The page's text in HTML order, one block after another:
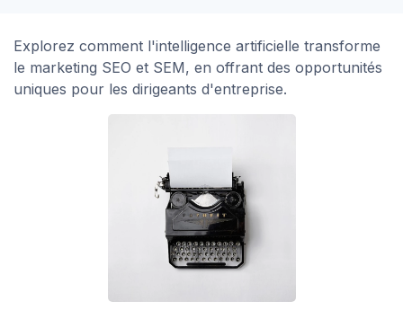
Explorez comment l'intelligence artificielle transforme
le marketing SEO et SEM, en offrant des opportunités
uniques pour les dirigeants d'entreprise.